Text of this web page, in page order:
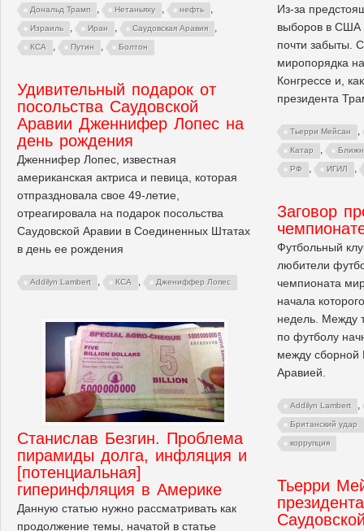
Дональд Трамп , Нетаньяху , нефть ,
Израиль , Иран , Саудовская Аравия ,
КСА , Путин , Болтон
Из-за
выборов в США
почти забыты.
миропорядка
Конгрессе и,
президента
Тьерри Мейсан ,
Катар ,
РФ , ИГИЛ ,
Удивительный подарок от
посольства Саудовской
Аравии Дженнифер Лопес на
день рождения
Дженнифер Лопес, известная
американская актриса и певица, которая
отпраздновала свое 49-летие,
отреагировала на подарок посольства
Саудовской Аравии в Соединенных Штатах
в день ее рождения
Addilyn Lambert , КСА , Джениффер Лопес
Заговор
Футбольный
любители
чемпионата
начала
недель. Между
по футболу
между сборной
Аравией.
Addilyn Lambert ,
Британский удар
коррупция
Станислав Безгин. Проблема
пирамиды долга, инфляция и
[потенциальная]
гиперинфляция в Америке
Данную статью нужно рассматривать как
продолжение темы, начатой в статье
Тьерри